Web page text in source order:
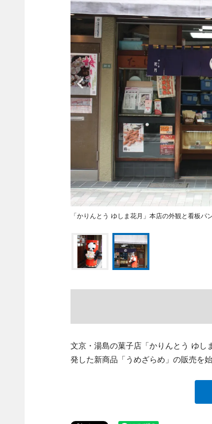
「かりんとう ゆしま花月」本店の外観と看板パ
文京・湯島の菓子店「かりんとう ゆし
発した新商品「うめざらめ」の販売を始